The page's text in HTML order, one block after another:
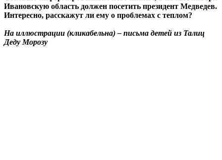
Ивановскую область должен посетить президент Медведев.
Интересно, расскажут ли ему о проблемах с теплом?
На иллюстрации (кликабельна) – письма детей из Талиц
Деду Морозу